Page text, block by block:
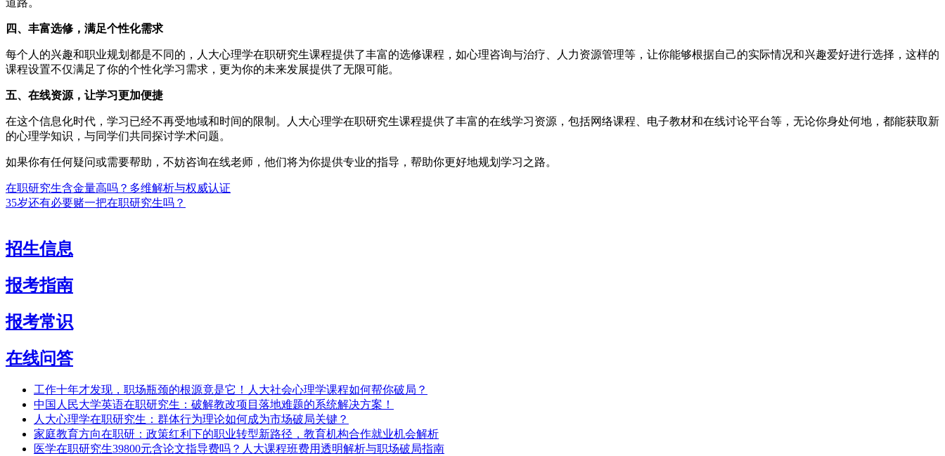
四、丰富选修，满足个性化需求
每个人的兴趣和职业规划都是不同的，人大心理学在职研究生课程提供了丰富的选修课程，如心理咨询与治疗、人力资源管理等，让你能够根据自己的实际情况和兴趣爱好进行选择，这样的
课程设置不仅满足了你的个性化学习需求，更为你的未来发展提供了无限可能。
五、在线资源，让学习更加便捷
在这个信息化时代，学习已经不再受地域和时间的限制。人大心理学在职研究生课程提供了丰富的在线学习资源，包括网络课程、电子教材和在线讨论平台等，无论你身处何地，都能获取新
的心理学知识，与同学们共同探讨学术问题。
如果你有任何疑问或需要帮助，不妨咨询在线老师，他们将为你提供专业的指导，帮助你更好地规划学习之路。
在职研究生含金量高吗？多维解析与权威认证
35岁还有必要赌一把在职研究生吗？
招生信息
报考指南
报考常识
在线问答
工作十年才发现，职场瓶颈的根源竟是它！人大社会心理学课程如何帮你破局？
中国人民大学英语在职研究生：破解教改项目落地难题的系统解决方案！
​人大心理学在职研究生：群体行为理论如何成为市场破局关键？
家庭教育方向在职研：政策红利下的职业转型新路径，教育机构合作就业机会解析
医学在职研究生39800元含论文指导费吗？人大课程班费用透明解析与职场破局指南